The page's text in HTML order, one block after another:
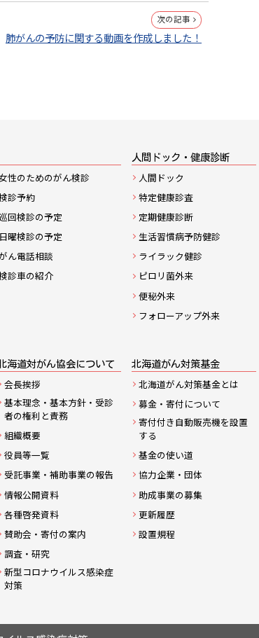
次の記事
肺がんの予防に関する動画を作成しました！
性のためのがん検診
診予約
回検診の予定
日曜検診の予定
ん電話相談
診車の紹介
人間ドック・健康診断
人間ドック
特定健康診査
定期健康診断
生活習慣病予防健診
ライラック健診
ピロリ菌外来
便秘外来
フォローアップ外来
海道対がん協会について
会長挨拶
基本理念・基本方針・受診
者の権利と責務
組織概要
役員等一覧
受託事業・補助事業の報告
情報公開資料
各種啓発資料
賛助会・寄付の案内
調査・研究
新型コロナウイルス感染症
対策
北海道がん対策基金
北海道がん対策基金とは
募金・寄付について
寄付付き自動販売機を設置
する
基金の使い道
協力企業・団体
助成事業の募集
更新履歴
設置規程